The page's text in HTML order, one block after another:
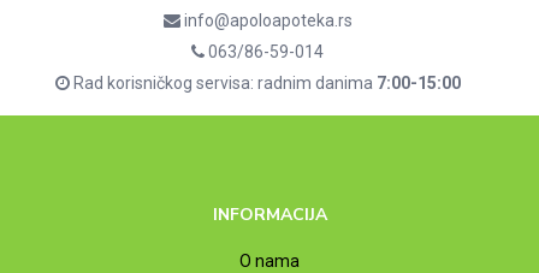
info@apoloapoteka.rs
063/86-59-014
Rad korisničkog servisa: radnim danima 7:00-15:00
INFORMACIJA
O nama